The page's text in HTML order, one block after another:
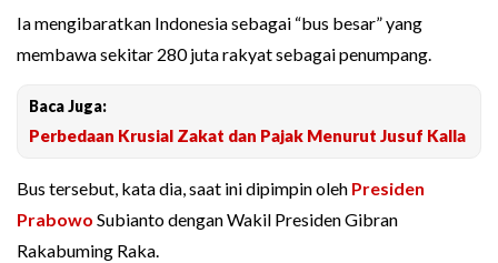
Ia mengibaratkan Indonesia sebagai “bus besar” yang
membawa sekitar 280 juta rakyat sebagai penumpang.
Baca Juga:
Perbedaan Krusial Zakat dan Pajak Menurut Jusuf Kalla
Bus tersebut, kata dia, saat ini dipimpin oleh Presiden
Prabowo Subianto dengan Wakil Presiden Gibran
Rakabuming Raka.